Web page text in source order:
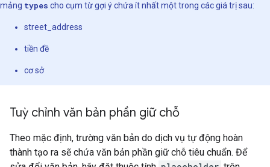
mảng types cho cụm từ gợi ý chứa ít nhất một trong các giá trị sau:
street_address
tiền đề
cơ sở
Tuỳ chỉnh văn bản phần giữ chỗ
Theo mặc định, trường văn bản do dịch vụ tự động hoàn
thành tạo ra sẽ chứa văn bản phần giữ chỗ tiêu chuẩn. Để